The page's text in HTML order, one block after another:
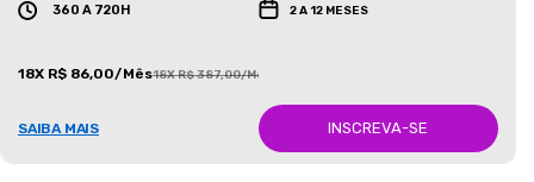
360 A 720H 2 A 12 MESES
18X R$ 86,00/Mês18X R$ 387,00/Mês
SAIBA MAIS INSCREVA-SE